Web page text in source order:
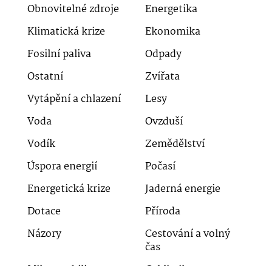
Obnovitelné zdroje
Energetika
Klimatická krize
Ekonomika
Fosilní paliva
Odpady
Ostatní
Zvířata
Vytápění a chlazení
Lesy
Voda
Ovzduší
Vodík
Zemědělství
Úspora energií
Počasí
Energetická krize
Jaderná energie
Dotace
Příroda
Názory
Cestování a volný
čas